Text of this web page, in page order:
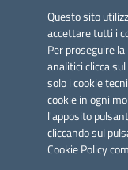
Questo sito
accettare tutti i
Per proseguire
analitici clicca
solo i cookie
cookie in ogni
l'apposito
cliccando sul
Cookie Policy
Azione 2.3.
Link utili
Informativa privacy